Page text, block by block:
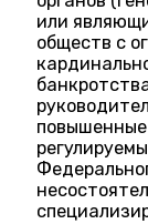
или
обществ с
повышенные